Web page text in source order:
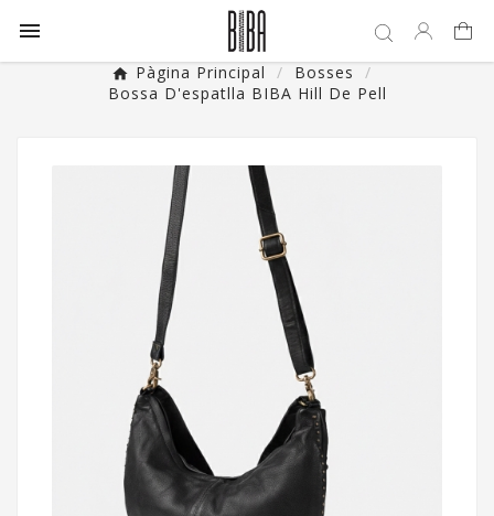

Pàgina Principal
Bosses
Bossa D'espatlla BIBA Hill De Pell